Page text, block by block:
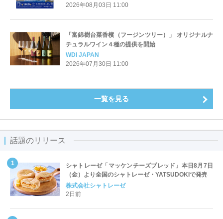
2026年08月03日 11:00
「富錦樹台菜香檳（フージンツリー）」 オリジナルナ
チュラルワイン４種の提供を開始
WDI JAPAN
2026年07月30日 11:00
一覧を見る
話題のリリース
シャトレーゼ「マッケンチーズブレッド」本日8月7日
（金）より全国のシャトレーゼ・YATSUDOKIで発売
株式会社シャトレーゼ
2日前